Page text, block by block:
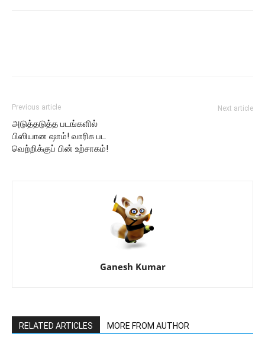
Previous article
அடுத்தடுத்த படங்களில்
பிஸியான ஷாம்! வாரிசு பட
வெற்றிக்குப் பின் உற்சாகம்!
Next article
Ganesh Kumar
RELATED ARTICLES MORE FROM AUTHOR